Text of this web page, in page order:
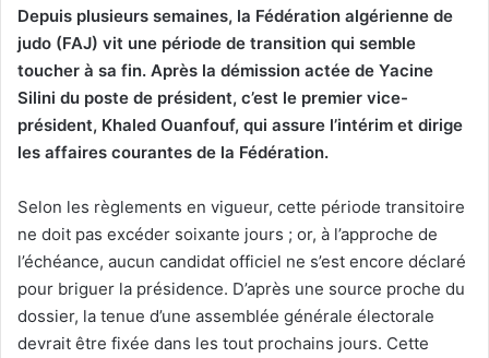
Depuis plusieurs semaines, la Fédération algérienne de
judo (FAJ) vit une période de transition qui semble
toucher à sa fin. Après la démission actée de Yacine
Silini du poste de président, c’est le premier vice-
président, Khaled Ouanfouf, qui assure l’intérim et dirige
les affaires courantes de la Fédération.
Selon les règlements en vigueur, cette période transitoire
ne doit pas excéder soixante jours ; or, à l’approche de
l’échéance, aucun candidat officiel ne s’est encore déclaré
pour briguer la présidence. D’après une source proche du
dossier, la tenue d’une assemblée générale électorale
devrait être fixée dans les tout prochains jours. Cette